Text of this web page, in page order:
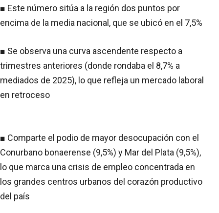
■ Este número sitúa a la región dos puntos por
encima de la media nacional, que se ubicó en el 7,5%
■ Se observa una curva ascendente respecto a
trimestres anteriores (donde rondaba el 8,7% a
mediados de 2025), lo que refleja un mercado laboral
en retroceso
■ Comparte el podio de mayor desocupación con el
Conurbano bonaerense (9,5%) y Mar del Plata (9,5%),
lo que marca una crisis de empleo concentrada en
los grandes centros urbanos del corazón productivo
del país